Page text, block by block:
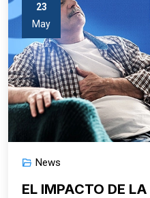
23
May
News
EL IMPACTO DE